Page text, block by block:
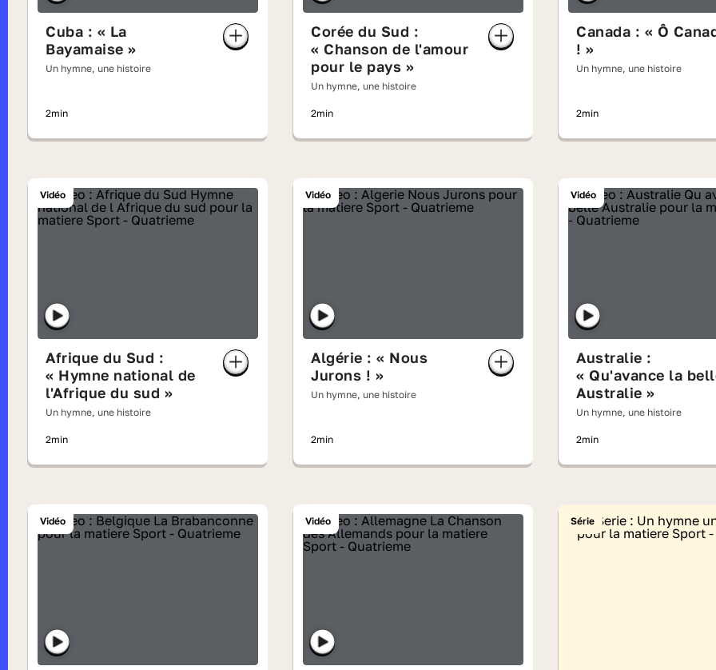
Cuba : « La
Bayamaise »
Un hymne, une histoire
2min
Corée du Sud :
« Chanson de l'amour
pour le pays »
Un hymne, une histoire
2min
Canada : « Ô
! »
Un hymne, une histoire
2min
Vidéo
Afrique du Sud :
« Hymne national de
l'Afrique du sud »
Un hymne, une histoire
2min
Vidéo
Algérie : « Nous
Jurons ! »
Un hymne, une histoire
2min
Vidéo
Australie :
« Qu'avance la
Australie »
Un hymne, une histoire
2min
Vidéo Vidéo Série